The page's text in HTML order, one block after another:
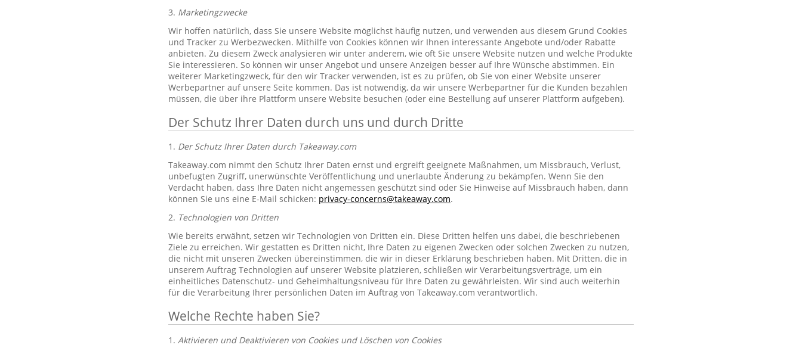
3. Marketingzwecke
Wir hoffen natürlich, dass Sie unsere Website möglichst häufig nutzen, und verwenden aus diesem Grund Cookies
und Tracker zu Werbezwecken. Mithilfe von Cookies können wir Ihnen interessante Angebote und/oder Rabatte
anbieten. Zu diesem Zweck analysieren wir unter anderem, wie oft Sie unsere Website nutzen und welche Produkte
Sie interessieren. So können wir unser Angebot und unsere Anzeigen besser auf Ihre Wünsche abstimmen. Ein
weiterer Marketingzweck, für den wir Tracker verwenden, ist es zu prüfen, ob Sie von einer Website unserer
Werbepartner auf unsere Seite kommen. Das ist notwendig, da wir unsere Werbepartner für die Kunden bezahlen
müssen, die über ihre Plattform unsere Website besuchen (oder eine Bestellung auf unserer Plattform aufgeben).
Der Schutz Ihrer Daten durch uns und durch Dritte
1. Der Schutz Ihrer Daten durch Takeaway.com
Takeaway.com nimmt den Schutz Ihrer Daten ernst und ergreift geeignete Maßnahmen, um Missbrauch, Verlust,
unbefugten Zugriff, unerwünschte Veröffentlichung und unerlaubte Änderung zu bekämpfen. Wenn Sie den
Verdacht haben, dass Ihre Daten nicht angemessen geschützt sind oder Sie Hinweise auf Missbrauch haben, dann
können Sie uns eine E-Mail schicken: privacy-concerns@takeaway.com.
2. Technologien von Dritten
Wie bereits erwähnt, setzen wir Technologien von Dritten ein. Diese Dritten helfen uns dabei, die beschriebenen
Ziele zu erreichen. Wir gestatten es Dritten nicht, Ihre Daten zu eigenen Zwecken oder solchen Zwecken zu nutzen,
die nicht mit unseren Zwecken übereinstimmen, die wir in dieser Erklärung beschrieben haben. Mit Dritten, die in
unserem Auftrag Technologien auf unserer Website platzieren, schließen wir Verarbeitungsverträge, um ein
einheitliches Datenschutz- und Geheimhaltungsniveau für Ihre Daten zu gewährleisten. Wir sind auch weiterhin
für die Verarbeitung Ihrer persönlichen Daten im Auftrag von Takeaway.com verantwortlich.
Welche Rechte haben Sie?
1. Aktivieren und Deaktivieren von Cookies und Löschen von Cookies